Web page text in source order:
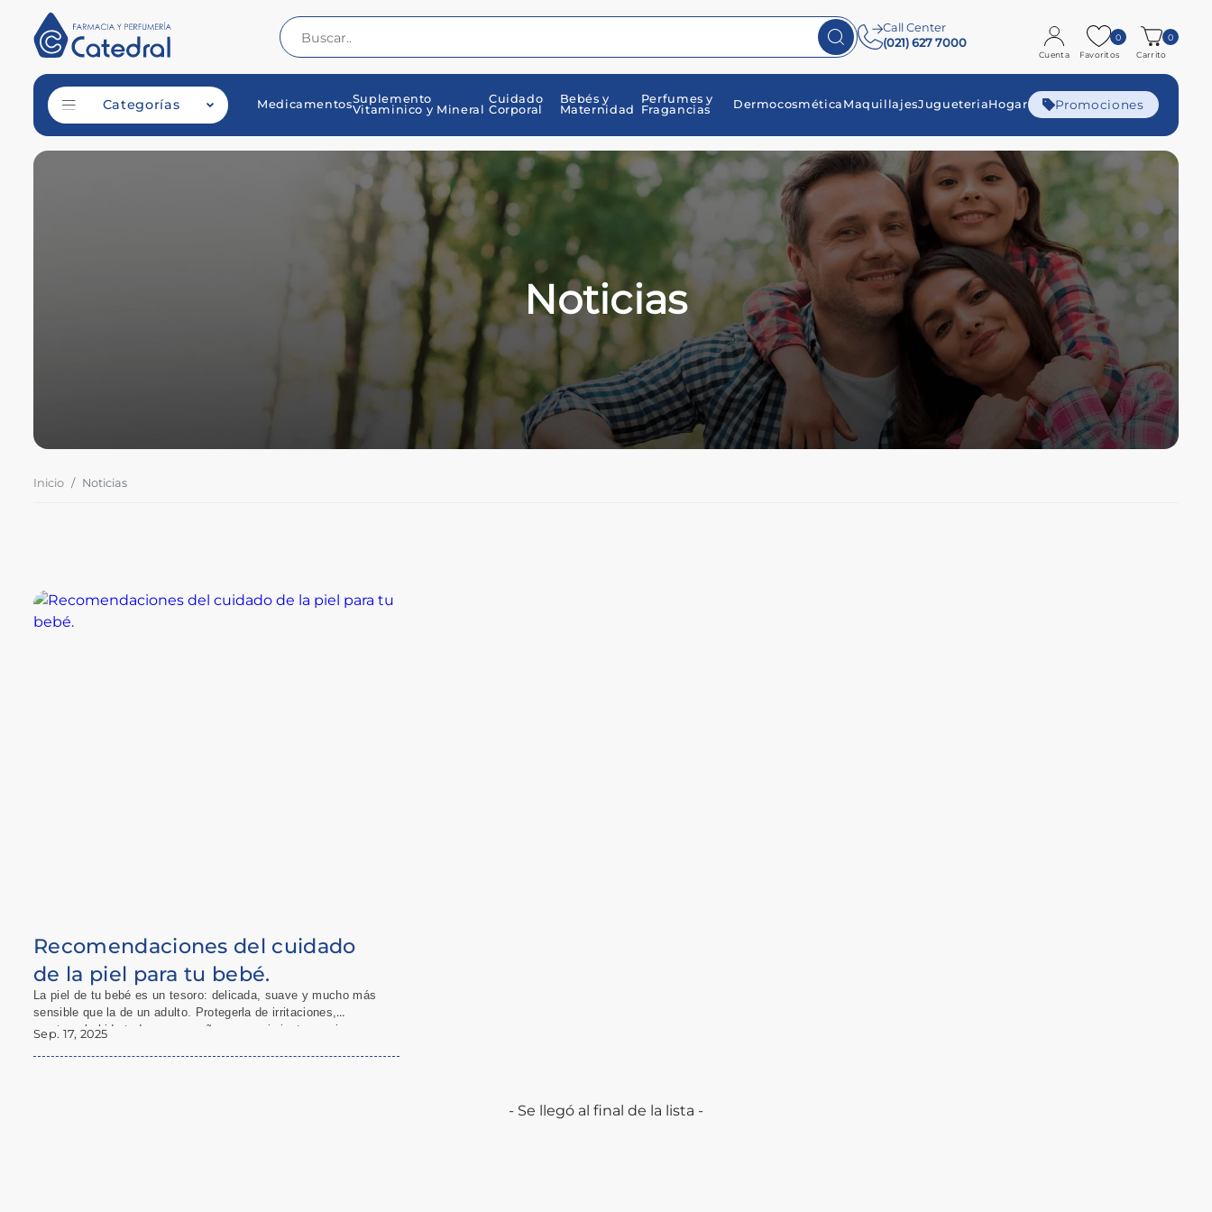
Call Center
(021) 627 7000
Cuenta Favoritos
0
Carrito
0
Categorías MedicamentosSuplemento
Vitaminico y Mineral
Cuidado
Corporal
Bebés y
Maternidad
Perfumes y
Fragancias
Dermocosmética MaquillajesJugueteriaHogar Promociones
Noticias
Inicio Noticias
Recomendaciones del cuidado
de la piel para tu bebé.
La piel de tu bebé es un tesoro: delicada, suave y mucho más
sensible que la de un adulto. Protegerla de irritaciones,
mantenerla hidratada y acompañar su crecimiento requiere
Sep. 17, 2025
- Se llegó al final de la lista -